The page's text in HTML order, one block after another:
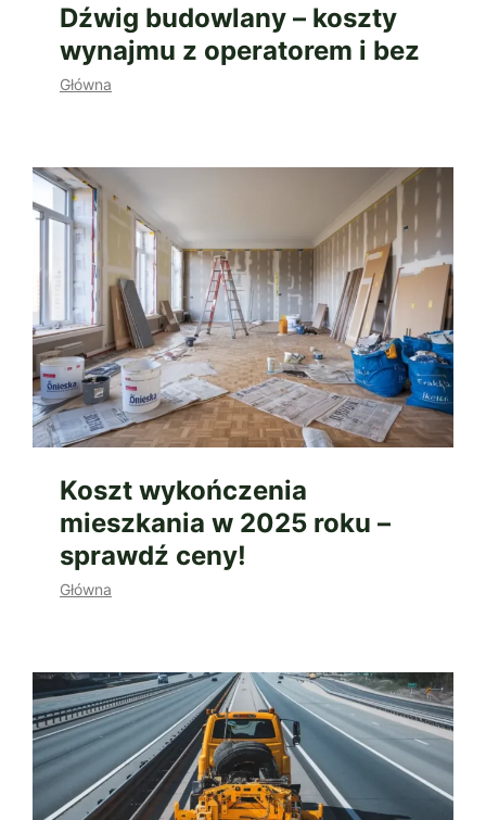
Dźwig budowlany – koszty
wynajmu z operatorem i bez
Główna
Koszt wykończenia
mieszkania w 2025 roku –
sprawdź ceny!
Główna